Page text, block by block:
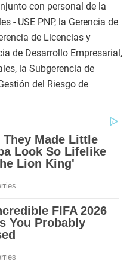
con personal de la
- USE PNP, la Gerencia de
de Licencias y
de Desarrollo Empresarial,
la Subgerencia de
del Riesgo de